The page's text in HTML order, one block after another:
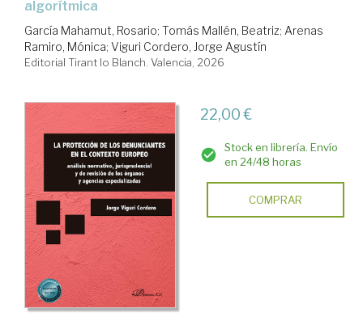
algorítmica
García Mahamut, Rosario; Tomás Mallén, Beatriz; Arenas
Ramiro, Mónica; Viguri Cordero, Jorge Agustín
Editorial Tirant lo Blanch. Valencia, 2026
22,00 €
Stock en librería. Envío
en 24/48 horas
COMPRAR